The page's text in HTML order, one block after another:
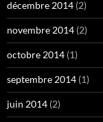
décembre 2014 (2)
novembre 2014 (2)
octobre 2014 (1)
septembre 2014 (1)
juin 2014 (2)